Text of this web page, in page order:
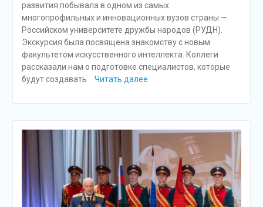
развития побывала в одном из самых
многопрофильных и инновационных вузов страны —
Российском университете дружбы народов (РУДН).
Экскурсия была посвящена знакомству с новым
факультетом искусственного интеллекта. Коллеги
рассказали нам о подготовке специалистов, которые
будут создавать
Читать далее